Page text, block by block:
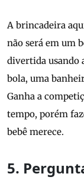
A brincadeira
não será em um
divertida usando
bola, uma
Ganha a
tempo, porém
bebê merece.
5.